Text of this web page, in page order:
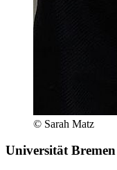
© Sarah Matz
Universität Bremen